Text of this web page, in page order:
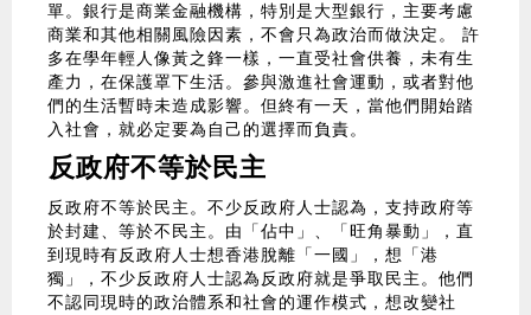
單。銀行是商業金融機構，特別是大型銀行，主要考慮
商業和其他相關風險因素，不會只為政治而做決定。 許
多在學年輕人像黃之鋒一樣，一直受社會供養，未有生
產力，在保護罩下生活。參與激進社會運動，或者對他
們的生活暫時未造成影響。但終有一天，當他們開始踏
入社會，就必定要為自己的選擇而負責。
反政府不等於民主
反政府不等於民主。不少反政府人士認為，支持政府等
於封建、等於不民主。由「佔中」、「旺角暴動」，直
到現時有反政府人士想香港脫離「一國」，想「港
獨」，不少反政府人士認為反政府就是爭取民主。他們
不認同現時的政治體系和社會的運作模式，想改變社